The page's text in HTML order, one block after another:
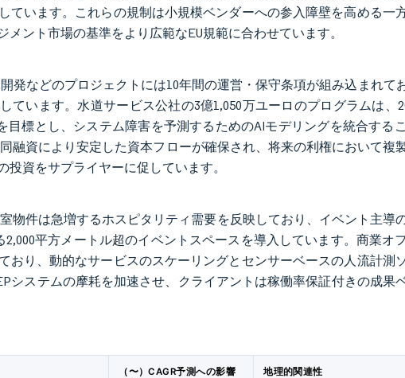
ています。これらの規制は小規模ベンダーへの参入障壁を高める一
ント市場の基準をより広範なEU規範に合わせています。
発などのプロジェクトには10年間の運営・保守条項が組み込まれて
ています。水道サービス公社の3億1,050万ユーロのプログラムは、
目標とし、システム障害を予測するためのAIモデリングを統合する
融資により安定した資本フローが確保され、将来の利権において複
資をサプライヤーに促しています。
室物件は急増するホスピタリティ需要を反映しており、イベント主導
2,000平方メートル超のイベントスペースを導入しています。商業オ
おり、動的なサービスのスケーリングとセンサーベースの人流計測
システムの摩耗を加速させ、クライアントは稼働率保証付きの成果
（〜）CAGR予測への影響
地理的関連性